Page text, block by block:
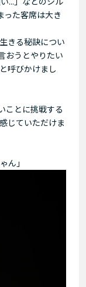
った客席は大き
きる秘訣につい
おうとやりたい
呼びかけまし
ことに挑戦する
じていただけま
ん」